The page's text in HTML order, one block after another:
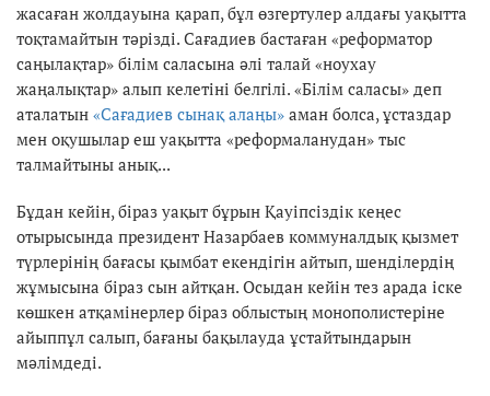
жасаған жолдауына қарап, бұл өзгертулер алдағы уақытта
тоқтамайтын тәрізді. Сағадиев бастаған «реформатор
саңылақтар» білім саласына әлі талай «ноухау
жаңалықтар» алып келетіні белгілі. «Білім саласы» деп
аталатын «Сағадиев сынақ алаңы» аман болса, ұстаздар
мен оқушылар еш уақытта «реформаланудан» тыс
талмайтыны анық...
Бұдан кейін, біраз уақыт бұрын Қауіпсіздік кеңес
отырысында президент Назарбаев коммуналдық қызмет
түрлерінің бағасы қымбат екендігін айтып, шенділердің
жұмысына біраз сын айтқан. Осыдан кейін тез арада іске
көшкен атқамінерлер біраз облыстың монополистеріне
айыппұл салып, бағаны бақылауда ұстайтындарын
мәлімдеді.